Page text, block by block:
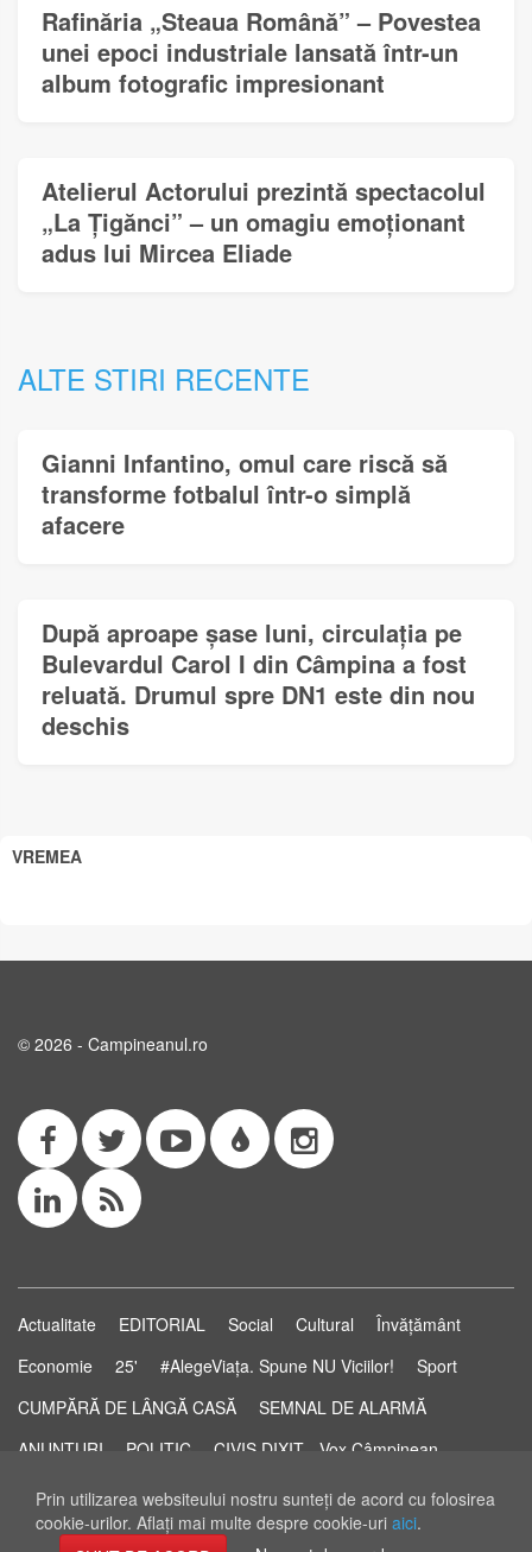
Prin utilizarea websiteului nostru sunteţi de acord cu folosirea
cookie-urilor. Aflaţi mai multe despre cookie-uri aici.
Rafinăria „Steaua Română” – Povestea
unei epoci industriale lansată într-un
album fotografic impresionant
Atelierul Actorului prezintă spectacolul
„La Țigănci” – un omagiu emoționant
adus lui Mircea Eliade
ALTE STIRI RECENTE
Gianni Infantino, omul care riscă să
transforme fotbalul într-o simplă
afacere
După aproape șase luni, circulația pe
Bulevardul Carol I din Câmpina a fost
reluată. Drumul spre DN1 este din nou
deschis
VREMEA
© 2026 - Campineanul.ro
Actualitate EDITORIAL Social Cultural
Învățământ
Economie
25' #AlegeViața. Spune NU Viciilor!
Sport
CUMPĂRĂ DE LÂNGĂ CASĂ
SEMNAL DE ALARMĂ
ANUNȚURI
POLITIC
CIVIS DIXIT - Vox Câmpinean
Știri...să știi!
Pastila de Sănătate
STUDIO ELECTORAL
RSS Feed